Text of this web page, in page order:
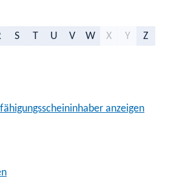
S T U V W X Y Z
anzeigen